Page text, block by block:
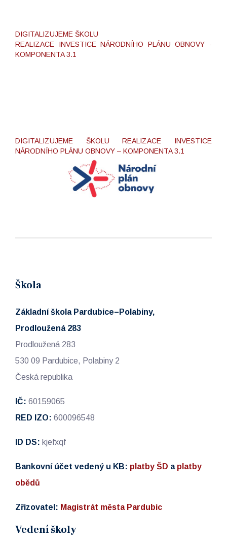
DIGITALIZUJEME ŠKOLU
REALIZACE INVESTICE NÁRODNÍHO PLÁNU OBNOVY -
KOMPONENTA 3.1
DIGITALIZUJEME ŠKOLU REALIZACE INVESTICE
NÁRODNÍHO PLÁNU OBNOVY – KOMPONENTA 3.1
Škola
Základní škola Pardubice–Polabiny,
Prodloužená 283
Prodloužená 283
530 09 Pardubice, Polabiny 2
Česká republika
IČ: 60159065
RED IZO: 600096548
ID DS: kjefxqf
Bankovní účet vedený u KB: platby ŠD a platby
obědů
Zřizovatel: Magistrát města Pardubic
Vedení školy